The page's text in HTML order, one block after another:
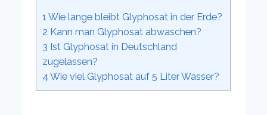
1 Wie lange bleibt Glyphosat in der Erde?
2 Kann man Glyphosat abwaschen?
3 Ist Glyphosat in Deutschland
zugelassen?
4 Wie viel Glyphosat auf 5 Liter Wasser?